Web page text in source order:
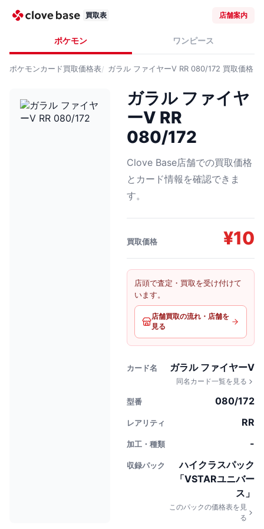
買取表 店舗案内
ポケモン ワンピース
ポケモンカード買取価格表 ガラル ファイヤーV RR 080/172 買取価格
ガラル ファイヤ
ーV RR
080/172
Clove Base店舗での買取価格
とカード情報を確認できま
す。
買取価格 ¥10
店頭で査定・買取を受け付けて
います。
店舗買取の流れ・店舗を
見る
カード名 ガラル ファイヤーV
同名カード一覧を見る
型番 080/172
レアリティ RR
加工・種類 -
収録パック
ハイクラスパック
「VSTARユニバー
ス」
このパックの価格表を見
る